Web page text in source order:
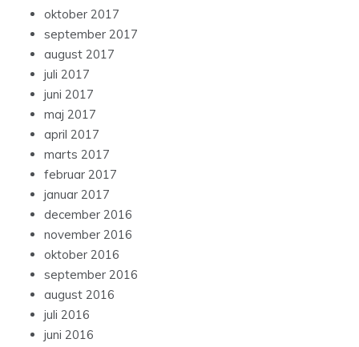
oktober 2017
september 2017
august 2017
juli 2017
juni 2017
maj 2017
april 2017
marts 2017
februar 2017
januar 2017
december 2016
november 2016
oktober 2016
september 2016
august 2016
juli 2016
juni 2016